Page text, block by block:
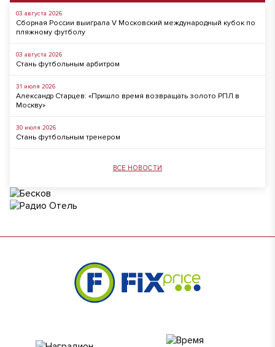
03 августа 2026
Сборная России выиграла V Московский международный кубок по
пляжному футболу
03 августа 2026
Стань футбольным арбитром
31 июля 2026
Александр Старцев: «Пришло время возвращать золото РПЛ в
Москву»
30 июля 2026
Стань футбольным тренером
ВСЕ НОВОСТИ